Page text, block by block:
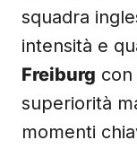
squadra
intensità e
Freiburg
superiorità
momenti